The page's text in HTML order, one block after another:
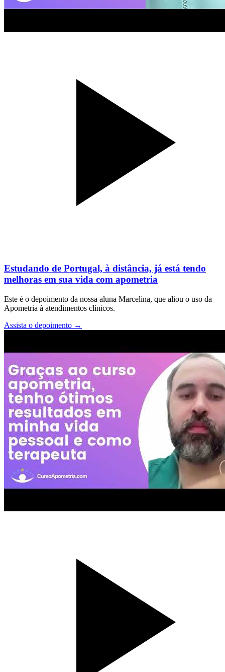
Estudando de Portugal, à distância, já está tendo
melhoras em sua vida com apometria
Este é o depoimento da nossa aluna Marcelina, que aliou o uso da
Apometria à atendimentos clínicos.
Assista o depoimento →